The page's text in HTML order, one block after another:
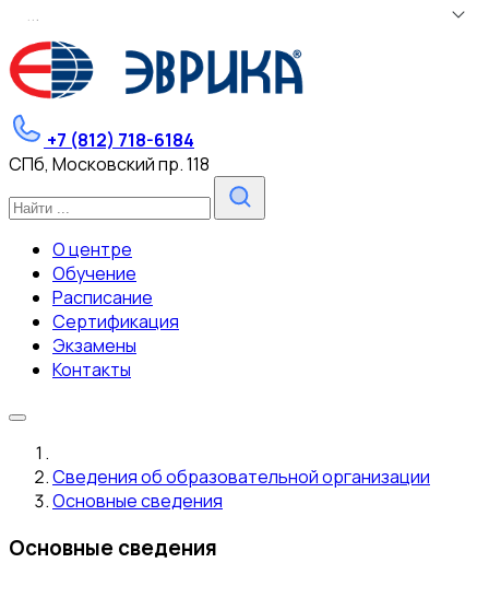
...
+7 (812) 718-6184
СПб, Московский пр. 118
О центре
Обучение
Расписание
Сертификация
Экзамены
Контакты
Сведения об образовательной организации
Основные сведения
Основные сведения